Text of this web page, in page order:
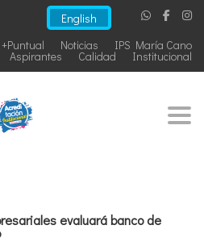
English
IPS María Cano
Noticias
+Puntual
Institucional
Calidad
Aspirantes
evaluará banco de